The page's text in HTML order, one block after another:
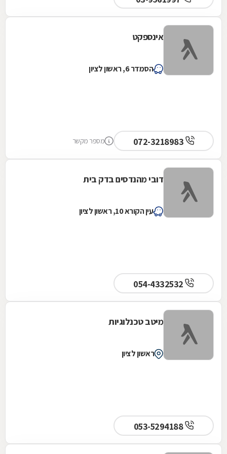
אינספקט
הסמדר 6, ראשון לציון
מספר מקשר
דובי מהנדסים בדק בית
עין הקורא 10, ראשון לציון
מיטב טכנלוגיות
ראשון לציון
053-5294188